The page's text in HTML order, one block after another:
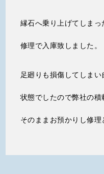
縁石へ乗り上げてしまっ
修理で入庫致しました。
足廻りも損傷してしま
状態でしたので弊社の
そのままお預かりし修理